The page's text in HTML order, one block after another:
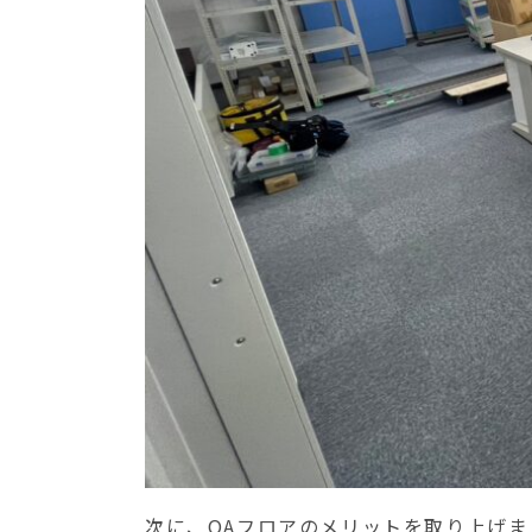
次に、OAフロアのメリットを取り上げ